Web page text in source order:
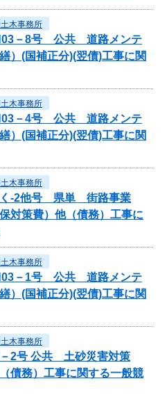
木事務所
－8号 公共 道路メンテ
）(国補正分)(翌債)工事に関
木事務所
－4号 公共 道路メンテ
）(国補正分)(翌債)工事に関
木事務所
く-2他号 県単 街路事業
対策費）他（債務）工事に
木事務所
－1号 公共 道路メンテ
）(国補正分)(翌債)工事に関
木事務所
－2号 公共 土砂災害対策
債務）工事に関する一般競